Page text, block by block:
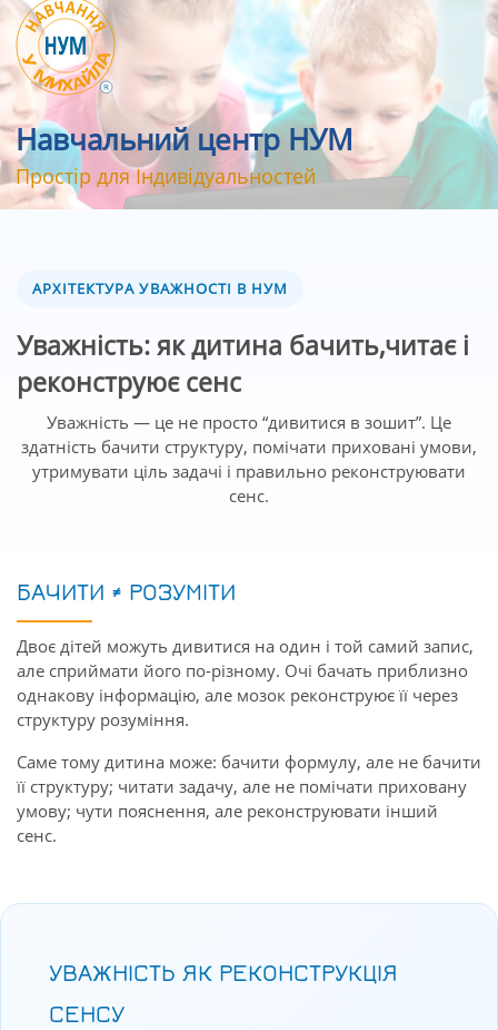
Навчальний центр НУМ
Простір для Індивідуальностей
АРХІТЕКТУРА УВАЖНОСТІ В НУМ
Уважність: як дитина бачить,читає і
реконструює сенс
Уважність — це не просто “дивитися в зошит”. Це
здатність бачити структуру, помічати приховані умови,
утримувати ціль задачі і правильно реконструювати
сенс.
БАЧИТИ ≠ РОЗУМІТИ
Двоє дітей можуть дивитися на один і той самий запис,
але сприймати його по-різному. Очі бачать приблизно
однакову інформацію, але мозок реконструює її через
структуру розуміння.
Саме тому дитина може: бачити формулу, але не бачити
її структуру; читати задачу, але не помічати приховану
умову; чути пояснення, але реконструювати інший
сенс.
УВАЖНІСТЬ ЯК РЕКОНСТРУКЦІЯ
СЕНСУ